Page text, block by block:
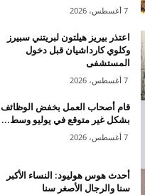
7 أغسطس، 2026
اعتذر بيريز هيلتون لبريتني سبيرز
وكلوي كارداشيان قبل دخول
المستشفى
7 أغسطس، 2026
قام أصحاب العمل بخفض الوظائف
بشكل غير متوقع في يوليو وسط...
7 أغسطس، 2026
أحدث هوس هوليود: النساء الأكبر
سنا والرجال الأصغر سنا